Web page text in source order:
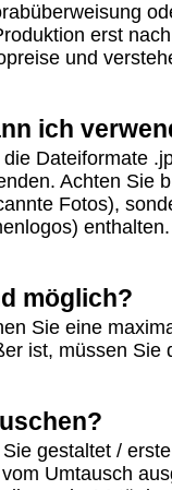
erst
und
ich
Dateiformate
Achten Sie
Fotos),
möglich?
Sie eine
ist, müssen Sie
gestaltet /
Umtausch